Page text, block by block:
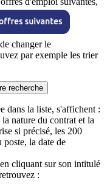
changer le
par exemple les trier
recherche
dans la liste, s'affichent :
nature du contrat et la
si précisé, les 200
poste, la date de
cliquant sur son intitulé
: